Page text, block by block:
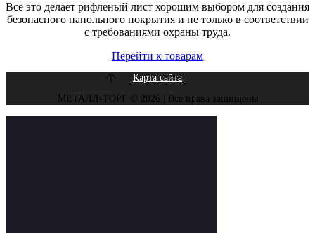
Все это делает рифленый лист хорошим выбором для создания
безопасного напольного покрытия и не только в соответствии
с требованиями охраны труда.
Перейти к товарам
Карта сайта
МЕТАЛЛ-ТОРГ © 2026 | Все права защищены